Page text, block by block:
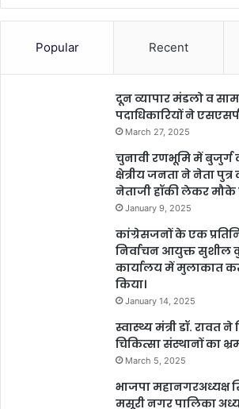
Popular Recent
दून व्यापार मंडलो व
पदाधिकारियों ने
March 27, 2025
चुनावी रणभूमि में
क्षेत्रीय जनता ने नेता पुत्र
नेताजी हॉकी लेकर मौके
January 9, 2025
कांग्रेसजनों के एक
निर्वाचन आयुक्त
कार्यालय में मुलाकात कर
किया।
January 14, 2025
स्वास्थ्य मंत्री डॉ. रावत
चिकित्सा संस्थानों का
March 5, 2025
भाजपा महानगरअध्यक्ष
मसूरी नगर पालिका